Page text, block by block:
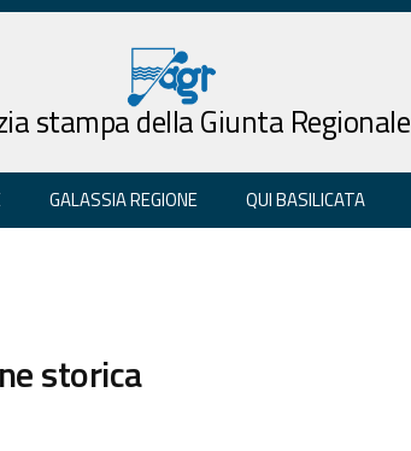
stampa della Giunta Regionale
GALASSIA REGIONE QUI BASILICATA
storica